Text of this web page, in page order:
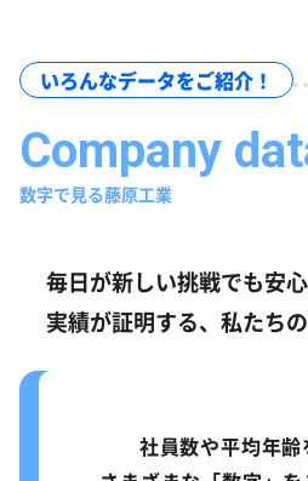
いろんなデータをご紹介！
数字で見る藤原工業
毎日が新しい挑戦でも安心
実績が証明する、私たちの
社員数や平均年齢